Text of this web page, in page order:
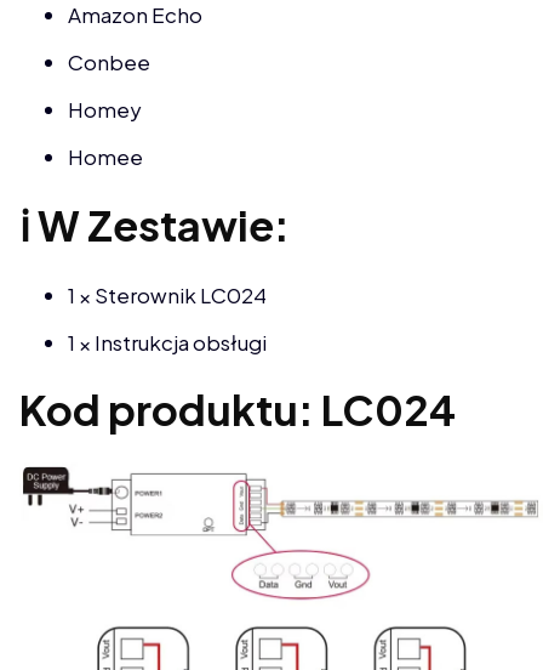
Amazon Echo
Conbee
Homey
Homee
ℹ️ W Zestawie:
1 × Sterownik LC024
1 × Instrukcja obsługi
Kod produktu: LC024